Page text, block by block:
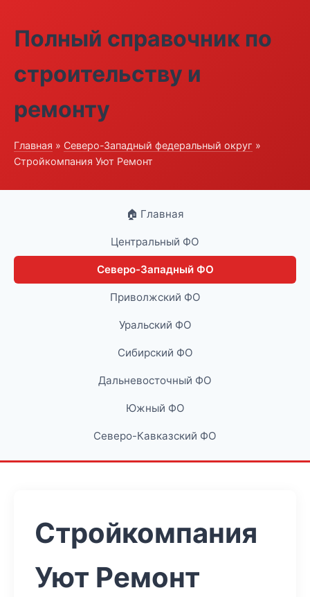
Полный справочник по
строительству и
ремонту
Главная » Северо-Западный федеральный округ »
Стройкомпания Уют Ремонт
🏠 Главная
Центральный ФО
Северо-Западный ФО
Приволжский ФО
Уральский ФО
Сибирский ФО
Дальневосточный ФО
Южный ФО
Северо-Кавказский ФО
Стройкомпания
Уют Ремонт